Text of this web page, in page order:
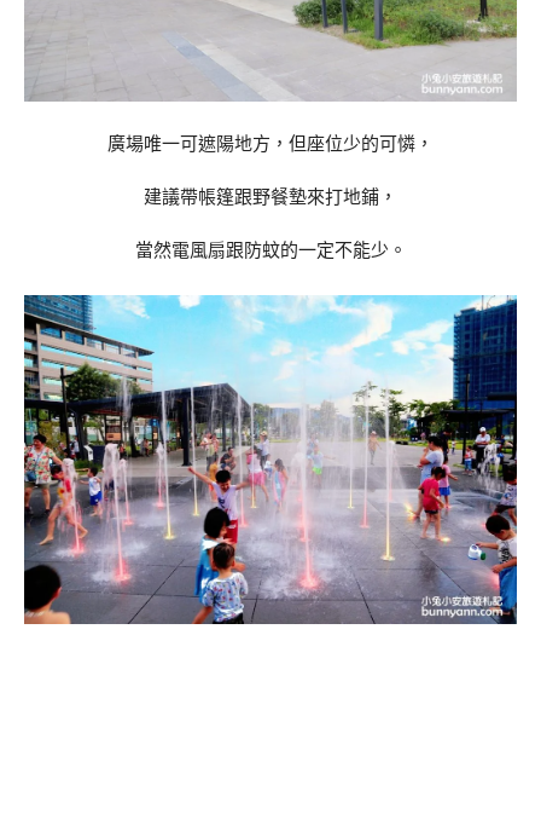
廣場唯一可遮陽地方，但座位少的可憐，
建議帶帳篷跟野餐墊來打地鋪，
當然電風扇跟防蚊的一定不能少。